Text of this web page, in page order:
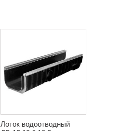
Лоток водоотводный